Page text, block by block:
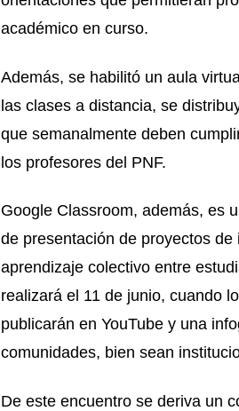
académico en curso.
Además, se habilitó un aula
las clases a distancia, se
que semanalmente deben
los profesores del PNF.
Google Classroom, además, es
de presentación de proyectos
aprendizaje colectivo entre
realizará el 11 de junio, cuando
publicarán en YouTube y una
comunidades, bien sean
De este encuentro se deriva un